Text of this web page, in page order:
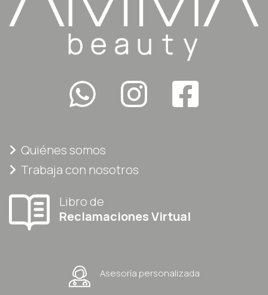
Quiénes somos
Trabaja con nosotros
Libro de
Reclamaciones Virtual
Asesoría personalizada